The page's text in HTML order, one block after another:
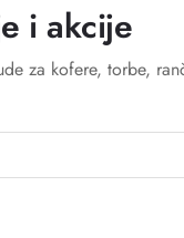
i akcije
za kofere, torbe,